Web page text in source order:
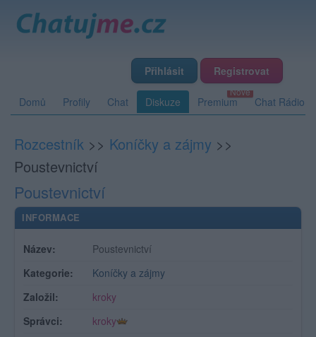
Přihlásit Registrovat
Domů Profily Chat Diskuze Premium Chat Rádio
Rozcestník >> Koníčky a zájmy >>
Poustevnictví
Poustevnictví
INFORMACE
Název:
Poustevnictví
Kategorie:
Koníčky a zájmy
Založil:
kroky
Správci:
kroky